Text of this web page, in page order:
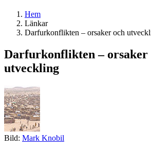
Hem
Länkar
Darfurkonflikten – orsaker och
Darfurkonflikten – orsaker
utveckling
Bild: Mark Knobil